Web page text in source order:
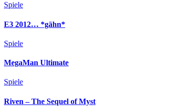
Spiele
E3 2012… *gähn*
Spiele
MegaMan Ultimate
Spiele
Riven – The Sequel of Myst